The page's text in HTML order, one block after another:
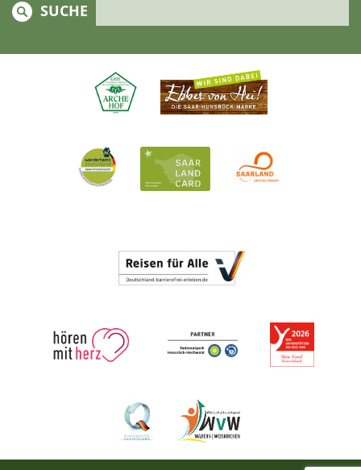
SUCHE